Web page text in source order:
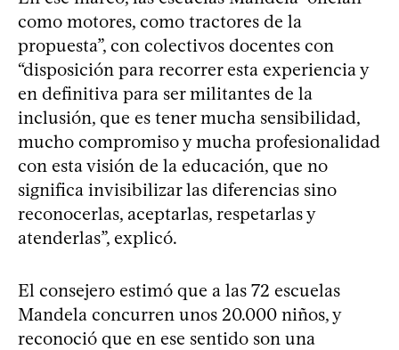
como motores, como tractores de la
propuesta”, con colectivos docentes con
“disposición para recorrer esta experiencia y
en definitiva para ser militantes de la
inclusión, que es tener mucha sensibilidad,
mucho compromiso y mucha profesionalidad
con esta visión de la educación, que no
significa invisibilizar las diferencias sino
reconocerlas, aceptarlas, respetarlas y
atenderlas”, explicó.
El consejero estimó que a las 72 escuelas
Mandela concurren unos 20.000 niños, y
reconoció que en ese sentido son una